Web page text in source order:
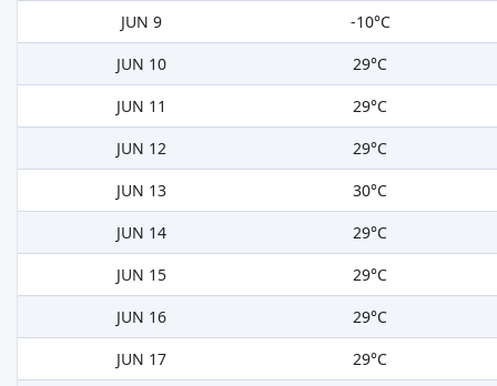
JUN 9
-10°C
JUN 10
29°C
JUN 11
29°C
JUN 12
29°C
JUN 13
30°C
JUN 14
29°C
JUN 15
29°C
JUN 16
29°C
JUN 17
29°C